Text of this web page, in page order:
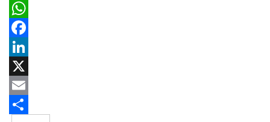
WhatsApp
Facebook
LinkedIn
X
Email